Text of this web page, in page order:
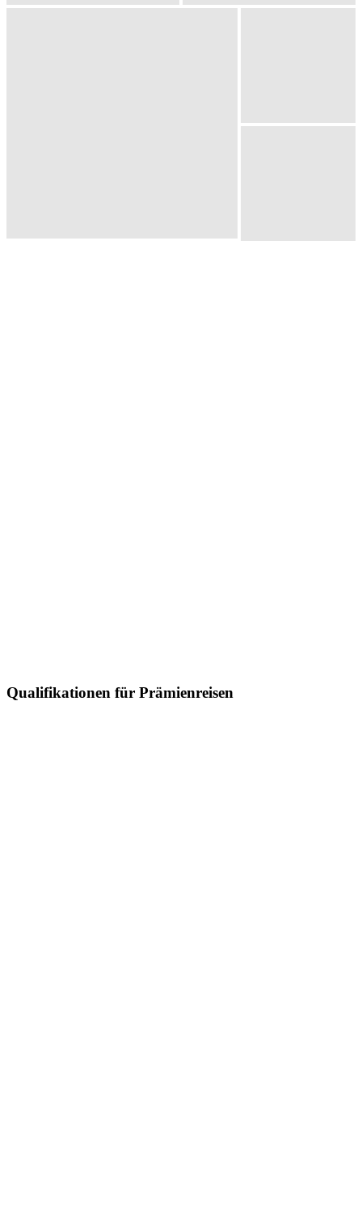
Qualifikationen für Prämienreisen